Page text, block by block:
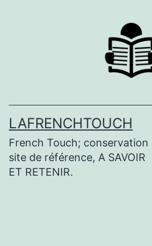
LAFRENCHTOUCH
French Touch; conservation
site de référence, A SAVOIR
ET RETENIR.